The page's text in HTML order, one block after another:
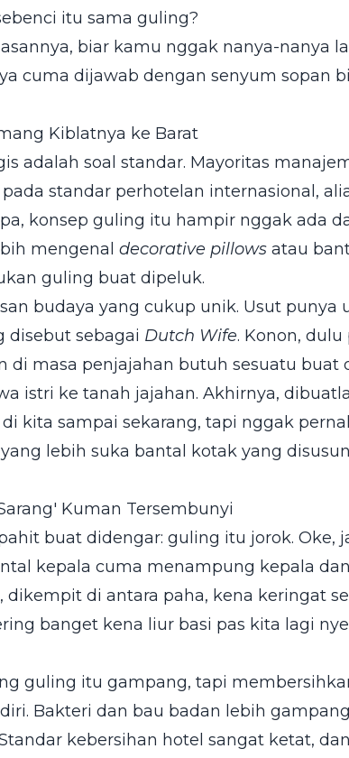
itu sama guling?
biar kamu nggak nanya-nanya
cuma dijawab dengan senyum sopan
Kiblatnya ke Barat
adalah soal standar. Mayoritas
standar perhotelan internasional,
konsep guling itu hampir nggak ada
mengenal decorative pillows atau
guling buat dipeluk.
budaya yang cukup unik. Usut punya
disebut sebagai Dutch Wife. Konon, dulu
di masa penjajahan butuh sesuatu buat
istri ke tanah jajahan. Akhirnya,
kita sampai sekarang, tapi nggak
lebih suka bantal kotak yang
Kuman Tersembunyi
buat didengar: guling itu jorok. Oke,
kepala cuma menampung kepala
dikempit di antara paha, kena keringat
banget kena liur basi pas kita lagi
guling itu gampang, tapi
Bakteri dan bau badan lebih
kebersihan hotel sangat ketat, dan